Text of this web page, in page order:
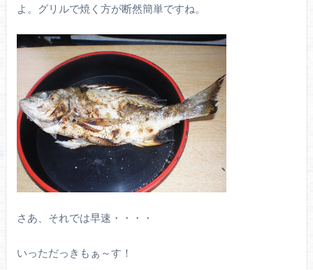
よ。グリルで焼く方が断然簡単ですね。
さあ、それでは早速・・・・
いっただっきもぁ～す！